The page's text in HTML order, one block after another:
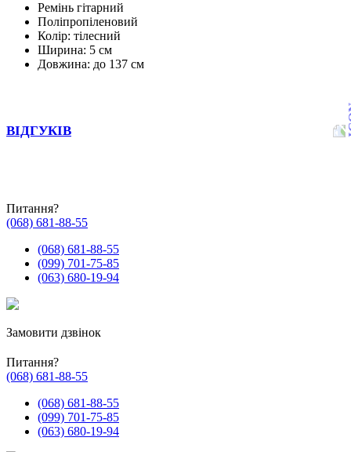
Ремінь гітарний
Поліпропіленовий
Колір: тілесний
Ширина: 5 см
Довжина: до 137 см
ВІДГУКІВ
Питання?
(068) 681-88-55
(068) 681-88-55
(099) 701-75-85
(063) 680-19-94
Замовити дзвінок
Питання?
(068) 681-88-55
(068) 681-88-55
(099) 701-75-85
(063) 680-19-94